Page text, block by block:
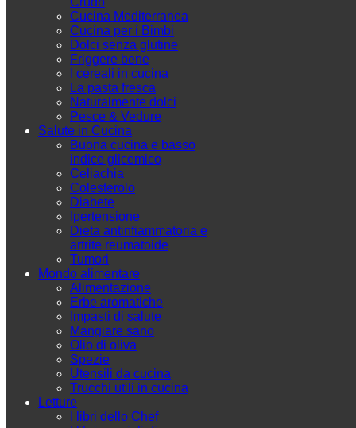
Cucina Mediterranea
Cucina per i Bimbi
Dolci senza glutine
Friggere bene
I cereali in cucina
La pasta fresca
Naturalmente dolci
Pesce & Vedure
Salute in Cucina
Buona cucina e basso
indice glicemico
Celiachia
Colesterolo
Diabete
Ipertensione
Dieta antinfiammatoria e
artrite reumatoide
Tumori
Mondo alimentare
Alimentazione
Erbe aromatiche
Impasti di salute
Mangiare sano
Olio di oliva
Spezie
Utensili da cucina
Trucchi utili in cucina
Letture
I libri dello Chef